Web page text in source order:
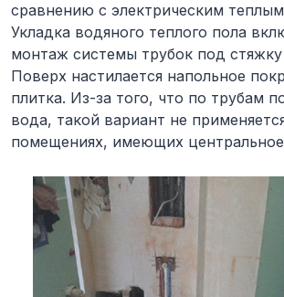
сравнению с электрическим
Укладка водяного теплого пола
монтаж системы трубок под стяжку
Поверх настилается напольное
плитка. Из-за того, что по трубам
вода, такой вариант не
помещениях, имеющих